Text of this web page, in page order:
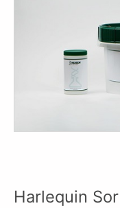
Harlequin